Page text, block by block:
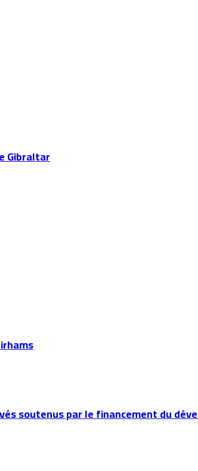
Gibraltar
soutenus par le financement du